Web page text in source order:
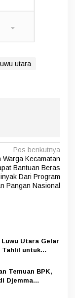
utara
Pos berikutnya
Warga Kecamatan
Bantuan Beras
Dari Program
Pangan Nasional
Luwu Utara Gelar
Tahlil untuk
Temuan BPK,
Djemma